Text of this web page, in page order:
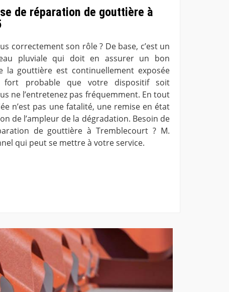
de réparation de gouttière à
correctement son rôle ? De base, c’est un
pluviale qui doit en assurer un bon
la gouttière est continuellement exposée
probable que votre dispositif soit
ne l’entretenez pas fréquemment. En tout
n’est pas une fatalité, une remise en état
de l’ampleur de la dégradation. Besoin de
de gouttière à Tremblecourt ? M.
qui peut se mettre à votre service.